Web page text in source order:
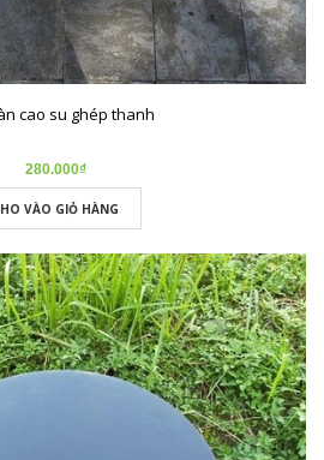
cao su ghép thanh
280.000₫
VÀO GIỎ HÀNG